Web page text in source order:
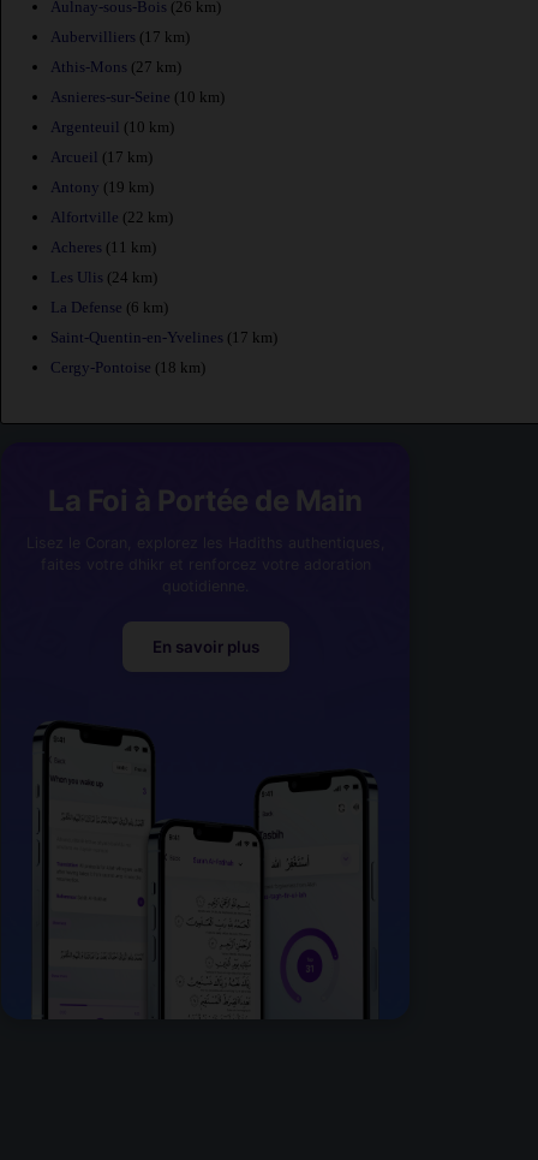
Aulnay-sous-Bois (26 km)
Aubervilliers (17 km)
Athis-Mons (27 km)
Asnieres-sur-Seine (10 km)
Argenteuil (10 km)
Arcueil (17 km)
Antony (19 km)
Alfortville (22 km)
Acheres (11 km)
Les Ulis (24 km)
La Defense (6 km)
Saint-Quentin-en-Yvelines (17 km)
Cergy-Pontoise (18 km)
La Foi à Portée de Main
En savoir plus